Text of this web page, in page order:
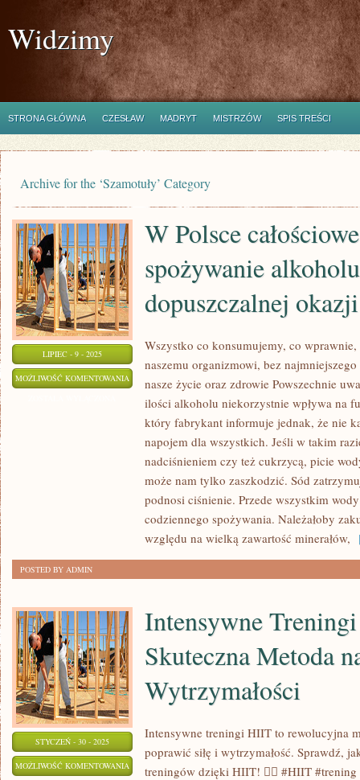
Widzimy
STRONA GŁÓWNA CZESŁAW MADRYT MISTRZÓW SPIS TREŚCI
Archive for the ‘Szamotuły’ Category
LIPIEC - 9 - 2025
MOŻLIWOŚĆ KOMENTOWANIA
POLSCE
CAŁOŚCIOWE
SPOŻYWANIE
ALKOHOLU
PRZY
KAŻDEJ
DOPUSZCZALNEJ
OKAZJI
W Polsce
spożywanie
dopuszczalnej okazji
Wszystko co konsumujemy, co
naszemu organizmowi, bez
nasze życie oraz zdrowie Powszechnie
ilości alkoholu niekorzystnie wpływa na
który fabrykant informuje jednak, że nie
napojem dla wszystkich. Jeśli w takim
nadciśnieniem czy też cukrzycą, picie
może nam tylko zaszkodzić. Sód
podnosi ciśnienie. Przede wszystkim
codziennego spożywania. Należałoby
względu na wielką zawartość minerałów,
POSTED BY ADMIN
STYCZEŃ - 30 - 2025
MOŻLIWOŚĆ KOMENTOWANIA
Intensywne
Skuteczna Metoda
Wytrzymałości
Intensywne treningi HIIT to rewolucyjna
poprawić siłę i wytrzymałość. Sprawdź,
treningów dzięki HIIT! 🏋️‍♂️ #HIIT #trening